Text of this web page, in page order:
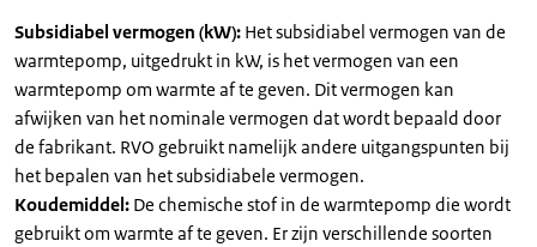
Subsidiabel vermogen (kW): Het subsidiabel vermogen van de
warmtepomp, uitgedrukt in kW, is het vermogen van een
warmtepomp om warmte af te geven. Dit vermogen kan
afwijken van het nominale vermogen dat wordt bepaald door
de fabrikant. RVO gebruikt namelijk andere uitgangspunten bij
het bepalen van het subsidiabele vermogen.
Koudemiddel: De chemische stof in de warmtepomp die wordt
gebruikt om warmte af te geven. Er zijn verschillende soorten